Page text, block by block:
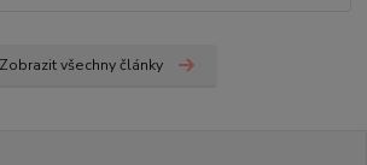
Zobrazit všechny články